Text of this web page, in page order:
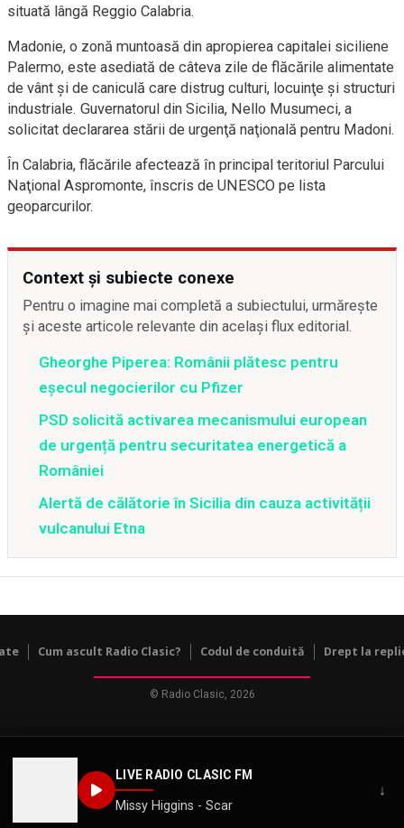
LIVE RADIO CLASIC FM
Missy Higgins - Scar
↓
situată lângă Reggio Calabria.
Madonie, o zonă muntoasă din apropierea capitalei siciliene
Palermo, este asediată de câteva zile de flăcările alimentate
de vânt şi de caniculă care distrug culturi, locuinţe şi structuri
industriale. Guvernatorul din Sicilia, Nello Musumeci, a
solicitat declararea stării de urgenţă naţională pentru Madoni.
În Calabria, flăcările afectează în principal teritoriul Parcului
Naţional Aspromonte, înscris de UNESCO pe lista
geoparcurilor.
Context și subiecte conexe
Pentru o imagine mai completă a subiectului, urmărește
și aceste articole relevante din același flux editorial.
Gheorghe Piperea: Românii plătesc pentru
eșecul negocierilor cu Pfizer
PSD solicită activarea mecanismului european
de urgență pentru securitatea energetică a
României
Alertă de călătorie în Sicilia din cauza activității
vulcanului Etna
Cum ascult Radio Clasic? Codul de conduită Drept la
© Radio Clasic, 2026